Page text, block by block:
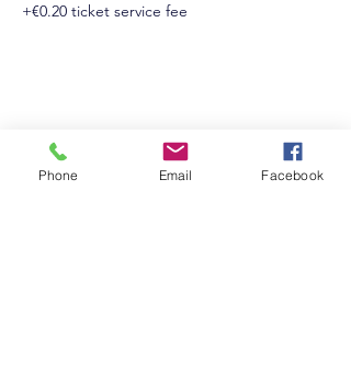
+€0.20 ticket service fee
Phone Email Facebook